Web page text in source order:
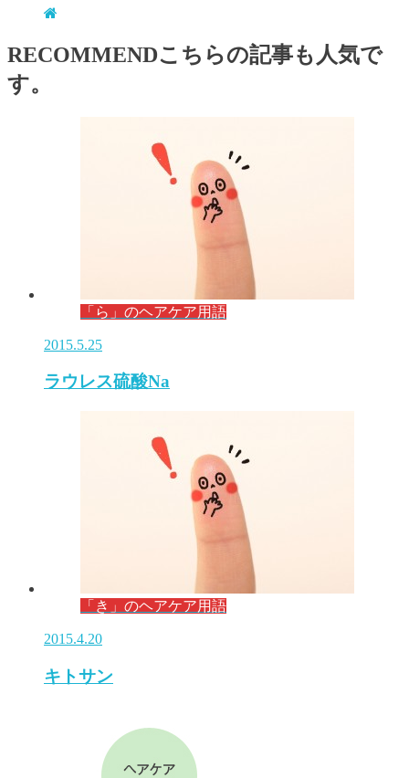
RECOMMENDこちらの記事も人気で
す。
「ら」のヘアケア用語
2015.5.25
ラウレス硫酸Na
「き」のヘアケア用語
2015.4.20
キトサン